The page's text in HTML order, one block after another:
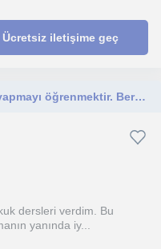
Ücretsiz iletişime geç
Hukuk ezber değildir, muhakeme yapmayı öğrenmektir. Beraber öğrenmekten keyif alacağız.
dersleri verdim. Bu
yanında iy...